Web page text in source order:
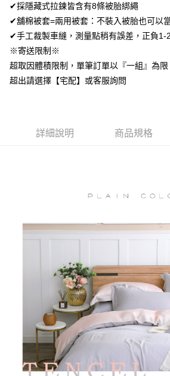
便利好安心！
１．簡單：不需註冊會員、不需綁卡、不需儲值。
２．便利：只要手機號碼，簡訊認證，即可結帳
３．安心：先確認商品／服務後，再付款。
１．於結帳方式選擇「AFTEE先享後付」後，將
結帳頁面，進行簡訊認證並確認金額後，即可完成
購買商品的店家。未經商家同意取消之訂單仍視
１．透過由恩沛科技股份有限公司提供之「
權轉讓予恩沛科技股份有限公司。
２．關於個人資料處理事宜，請瀏覽以下網址：
３．未成年的使用者請事先徵得法定代理人或監
「AFTEE先享後付」，若未經同意申辦者引起之
４．使用「AFTEE先享後付」時，將依據個別帳
時審查核予不同之上限額度；若仍有額度不足之
請求用戶進行身份認證。
５．嚴禁一人註冊多個帳號或使用他人資訊註冊
恩沛科技股份有限公司將有權停止該用戶之使用
運送方式
全家取貨付款
免運費
付款後全家取貨
每筆NT$60，滿NT$499(含以上)免運費
離島宅配
✔採隱藏式拉鍊皆含有8條被胎綁繩
✔舖棉被套=兩用被套：不裝入被胎也可以
✔手工裁製車縫，測量點稍有誤差，正負1-
※寄送限制※
超取因體積限制，單筆訂單以『一組』為限
超出請選擇【宅配】或客服詢問
詳細說明 商品規格